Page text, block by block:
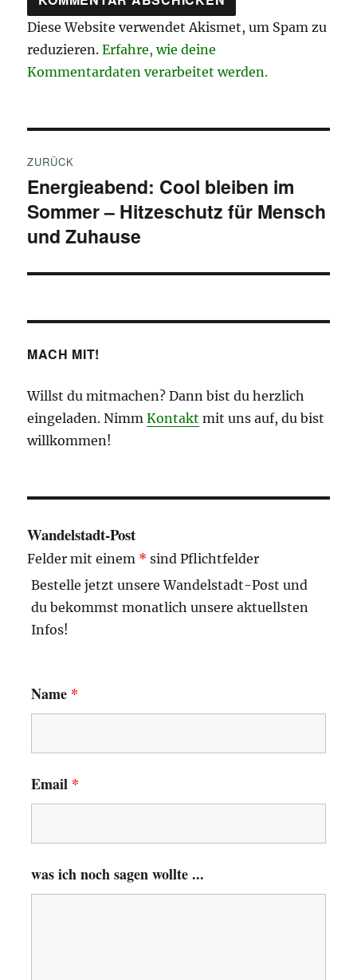
Diese Website verwendet Akismet, um Spam zu
reduzieren.Erfahre, wie deine
Kommentardaten verarbeitet werden.
ZURÜCK
Vorheriger
Beitrag:
Energieabend: Cool bleiben im
Sommer – Hitzeschutz für Mensch
und Zuhause
MACH MIT!
Willst du mitmachen? Dann bist du herzlich
eingeladen. NimmKontakt mit uns auf, du bist
willkommen!
Wandelstadt-Post
Felder mit einem * sind Pflichtfelder
Bestelle jetzt unsere Wandelstadt-Post und
du bekommst monatlich unsere aktuellsten
Infos!
Name *
Email *
was ich noch sagen wollte ...